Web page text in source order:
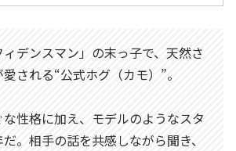
デンスマン」の末っ子で、天然さ
される“公式ホグ（カモ）”。
性格に加え、モデルのようなスタ
。相手の話を共感しながら聞き、